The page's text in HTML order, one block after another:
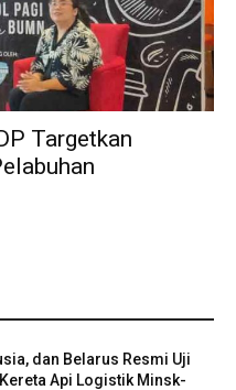
Targetkan
dan Belarus Resmi Uji
Api Logistik Minsk-